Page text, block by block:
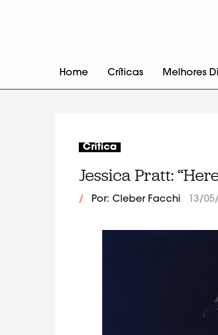
Home Críticas Melhores
Crítica
Jessica Pratt:
/ Por: Cleber Facchi 13/